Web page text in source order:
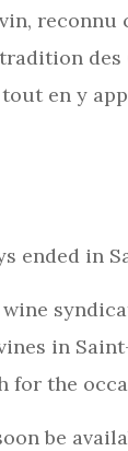
reconnu
des
en y
ended in
in
for the
be